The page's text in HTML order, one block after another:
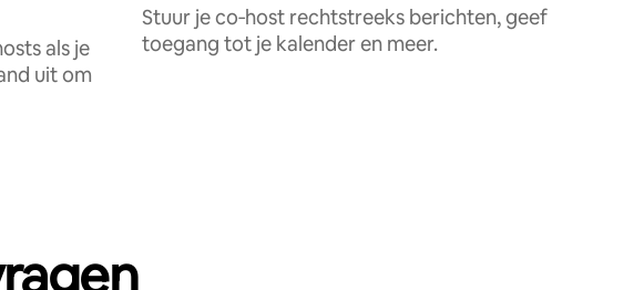
als je
uit om
Stuur je co‑host rechtstreeks berichten, geef
toegang tot je kalender en meer.